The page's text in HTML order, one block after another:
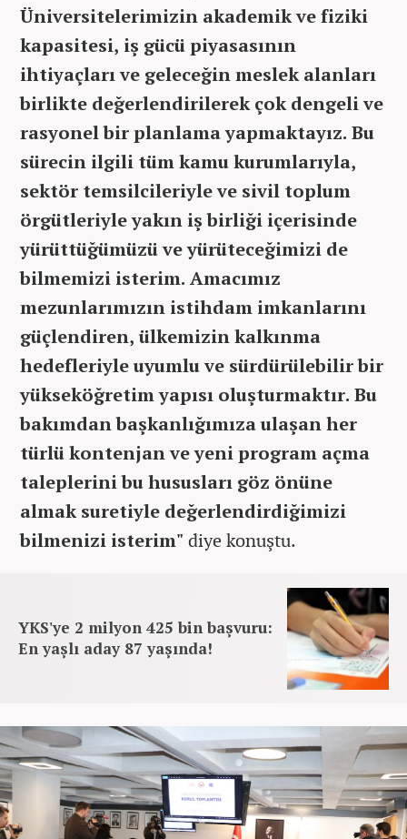
Üniversitelerimizin akademik ve fiziki
kapasitesi, iş gücü piyasasının
ihtiyaçları ve geleceğin meslek alanları
birlikte değerlendirilerek çok dengeli ve
rasyonel bir planlama yapmaktayız. Bu
sürecin ilgili tüm kamu kurumlarıyla,
sektör temsilcileriyle ve sivil toplum
örgütleriyle yakın iş birliği içerisinde
yürüttüğümüzü ve yürüteceğimizi de
bilmemizi isterim. Amacımız
mezunlarımızın istihdam imkanlarını
güçlendiren, ülkemizin kalkınma
hedefleriyle uyumlu ve sürdürülebilir bir
yükseköğretim yapısı oluşturmaktır. Bu
bakımdan başkanlığımıza ulaşan her
türlü kontenjan ve yeni program açma
taleplerini bu hususları göz önüne
almak suretiyle değerlendirdiğimizi
bilmenizi isterim" diye konuştu.
YKS'ye 2 milyon 425 bin başvuru:
En yaşlı aday 87 yaşında!